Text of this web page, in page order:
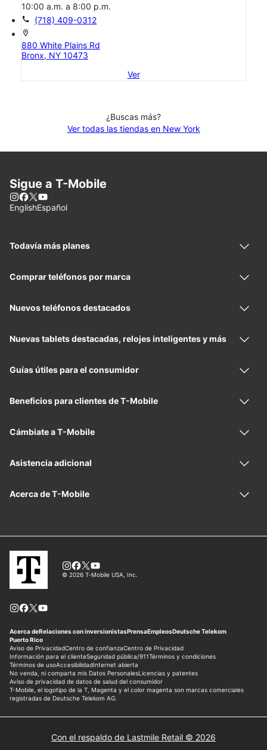
10:00 a.m. a 8:00 p.m.
call (718) 409-0312
location_on
880 White Plains Rd
Bronx, NY 10473
Ver
¿Buscas más?
Ver todas las tiendas en New York
Con el respaldo de Lastmile Retail © 2026